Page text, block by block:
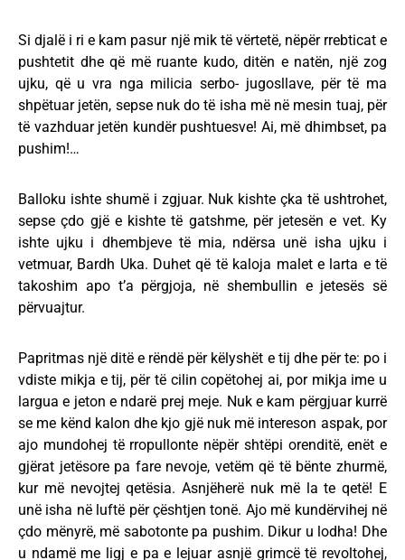
Si djalë i ri e kam pasur një mik të vërtetë, nëpër rrebticat e
pushtetit dhe që më ruante kudo, ditën e natën, një zog
ujku, që u vra nga milicia serbo- jugosllave, për të ma
shpëtuar jetën, sepse nuk do të isha më në mesin tuaj, për
të vazhduar jetën kundër pushtuesve! Ai, më dhimbset, pa
pushim!…
Balloku ishte shumë i zgjuar. Nuk kishte çka të ushtrohet,
sepse çdo gjë e kishte të gatshme, për jetesën e vet. Ky
ishte ujku i dhembjeve të mia, ndërsa unë isha ujku i
vetmuar, Bardh Uka. Duhet që të kaloja malet e larta e të
takoshim apo t’a përgjoja, në shembullin e jetesës së
përvuajtur.
Papritmas një ditë e rëndë për këlyshët e tij dhe për te: po i
vdiste mikja e tij, për të cilin copëtohej ai, por mikja ime u
largua e jeton e ndarë prej meje. Nuk e kam përgjuar kurrë
se me kënd kalon dhe kjo gjë nuk më intereson aspak, por
ajo mundohej të rropullonte nëpër shtëpi orenditë, enët e
gjërat jetësore pa fare nevoje, vetëm që të bënte zhurmë,
kur më nevojtej qetësia. Asnjëherë nuk më la te qetë! E
unë isha në luftë për çështjen tonë. Ajo më kundërvihej në
çdo mënyrë, më sabotonte pa pushim. Dikur u lodha! Dhe
u ndamë me ligj e pa e lejuar asnjë grimcë të revoltohej,